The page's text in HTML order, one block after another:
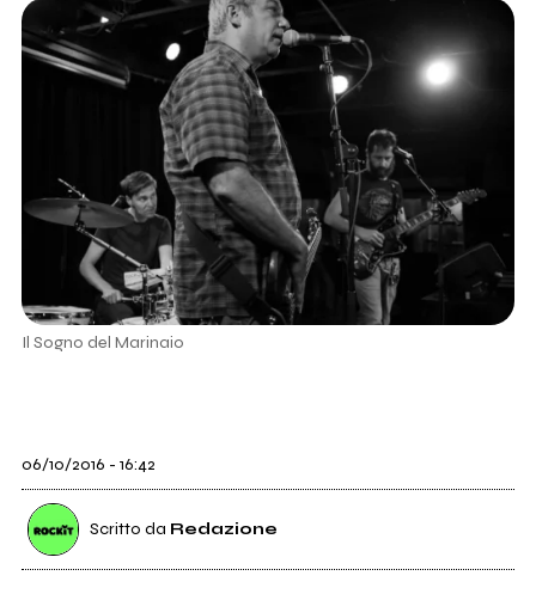
Il Sogno del Marinaio
06/10/2016 - 16:42
Scritto da Redazione